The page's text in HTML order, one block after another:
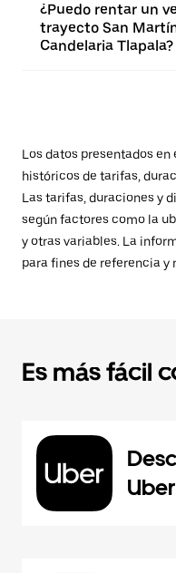
¿Puedo rentar un
trayecto San
Candelaria Tlapala?
Los datos presentados
históricos de tarifas,
Las tarifas, duraciones y
según factores como la
y otras variables. La
para fines de referencia y
Es más fácil
Uber